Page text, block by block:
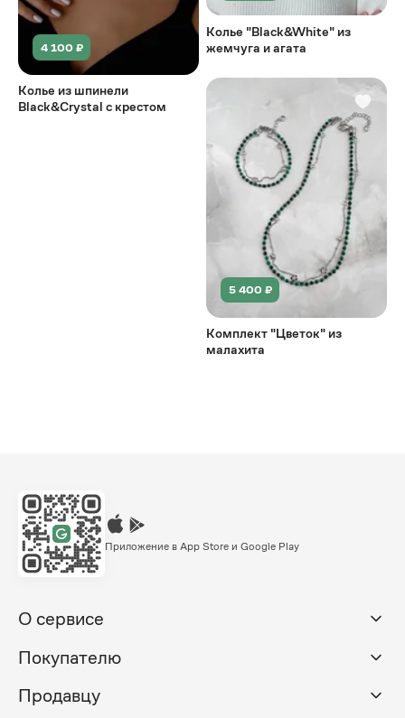
4 100 ₽
Колье из шпинели
Black&Crystal с крестом
Колье "Black&White" из
жемчуга и агата
5 400 ₽
Комплект "Цветок" из
малахита
Приложение в App Store и Google Play
О сервисе
Покупателю
Продавцу